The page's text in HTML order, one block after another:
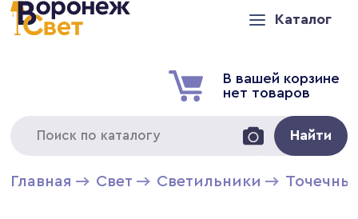
Каталог
В вашей корзине
нет товаров
Найти
Главная Свет Светильники